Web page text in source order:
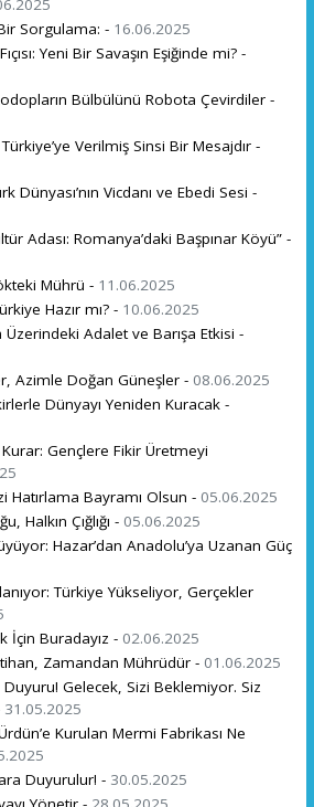
Sorgulama: - 16.06.2025
Yeni Bir Savaşın Eşiğinde mi? -
Bülbülünü Robota Çevirdiler -
Türkiye’ye Verilmiş Sinsi Bir Mesajdır -
Dünyası’nın Vicdanı ve Ebedi Sesi -
Adası: Romanya’daki Başpınar Köyü” -
Mührü - 11.06.2025
Hazır mı? - 10.06.2025
Adalet ve Barışa Etkisi -
Azimle Doğan Güneşler - 08.06.2025
Dünyayı Yeniden Kuracak -
Gençlere Fikir Üretmeyi
Hatırlama Bayramı Olsun - 05.06.2025
Halkın Çığlığı - 05.06.2025
Hazar’dan Anadolu’ya Uzanan Güç
Türkiye Yükseliyor, Gerçekler
İçin Buradayız - 02.06.2025
Zamandan Mührüdür - 01.06.2025
Gelecek, Sizi Beklemiyor. Siz
31.05.2025
Kurulan Mermi Fabrikası Ne
Duyurulur! - 30.05.2025